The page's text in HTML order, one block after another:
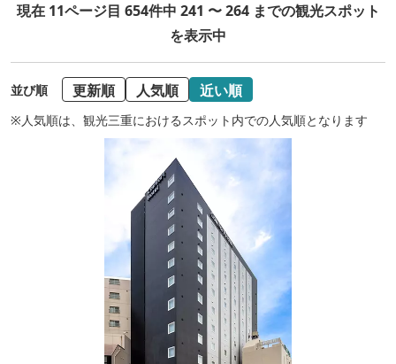
現在 11ページ目 654件中 241 〜 264 までの観光スポット
を表示中
並び順 更新順 人気順 近い順
※人気順は、観光三重におけるスポット内での人気順となります